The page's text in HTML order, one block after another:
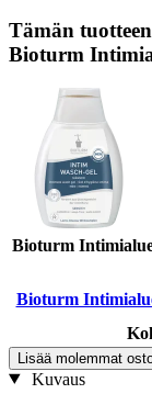
Tämän
Bioturm
Bioturm
Bioturm
Lisää molemmat
Kuvaus